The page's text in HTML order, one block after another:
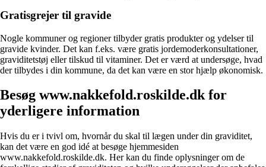
Gratisgrejer til gravide
Nogle kommuner og regioner tilbyder gratis produkter og ydelser til
gravide kvinder. Det kan f.eks. være gratis jordemoderkonsultationer,
graviditetstøj eller tilskud til vitaminer. Det er værd at undersøge, hvad
der tilbydes i din kommune, da det kan være en stor hjælp økonomisk.
Besøg www.nakkefold.roskilde.dk for
yderligere information
Hvis du er i tvivl om, hvornår du skal til lægen under din graviditet,
kan det være en god idé at besøge hjemmesiden
www.nakkefold.roskilde.dk. Her kan du finde oplysninger om de